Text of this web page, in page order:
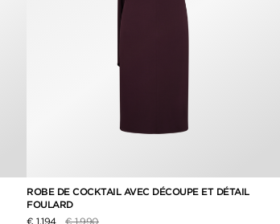
ROBE DE COCKTAIL AVEC DÉCOUPE ET DÉTAIL
FOULARD
€ 1,194
Prix réduit de
€ 1,990à